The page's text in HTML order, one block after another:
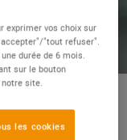
et aux
Alors,
exprimer vos choix sur
"tout refuser".
durée de 6 mois.
sur le bouton
site.
les cookies